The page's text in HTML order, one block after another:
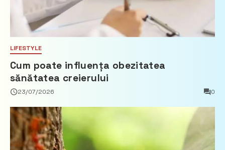
LIFESTYLE
Cum poate influența obezitatea
sănătatea creierului
23/07/2026 0